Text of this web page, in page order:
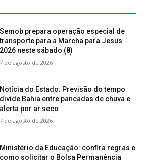
Semob prepara operação especial de
transporte para a Marcha para Jesus
2026 neste sábado (8)
7 de agosto de 2026
Notícia do Estado: Previsão do tempo
divide Bahia entre pancadas de chuva e
alerta por ar seco
7 de agosto de 2026
Ministério da Educação: confira regras e
como solicitar o Bolsa Permanência